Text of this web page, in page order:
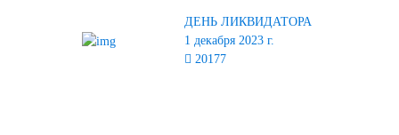
ДЕНЬ ЛИКВИДАТОРА
1 декабря 2023 г.
20177